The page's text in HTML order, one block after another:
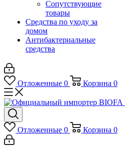
Сопутствующие
товары
Средства по уходу за
домом
Антибактериальные
средства
Отложенные 0 Корзина 0
Отложенные 0 Корзина 0